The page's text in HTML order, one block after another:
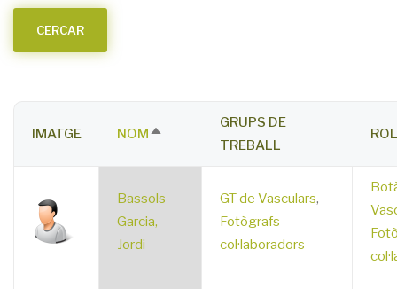
IMATGE NOMSORT
GRUPS DE
TREBALL
Bassols
Garcia,
Jordi
GT de Vasculars,
Fotògrafs
col·laboradors